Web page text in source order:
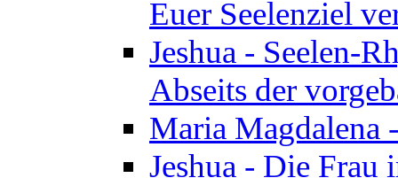
Euer Seelenziel
Jeshua - Seelen-
Abseits der
Maria Magdalena
Jeshua - Die Frau